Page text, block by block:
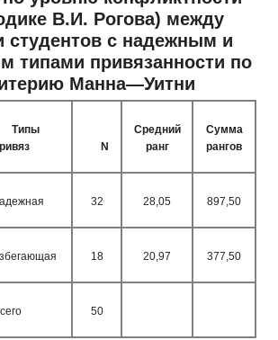
В.И. Рогова) между
студентов с надежным и
типами привязанности по
Манна—Уитни
Типы
N
Средний
ранг
Сумма
рангов
32 28,05 897,50
18 20,97 377,50
50